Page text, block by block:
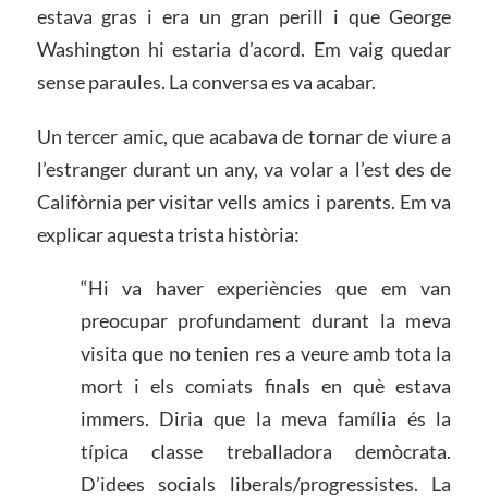
estava gras i era un gran perill i que George
Washington hi estaria d’acord. Em vaig quedar
sense paraules. La conversa es va acabar.
Un tercer amic, que acabava de tornar de viure a
l’estranger durant un any, va volar a l’est des de
Califòrnia per visitar vells amics i parents. Em va
explicar aquesta trista història:
“Hi va haver experiències que em van
preocupar profundament durant la meva
visita que no tenien res a veure amb tota la
mort i els comiats finals en què estava
immers. Diria que la meva família és la
típica classe treballadora demòcrata.
D’idees socials liberals/progressistes. La